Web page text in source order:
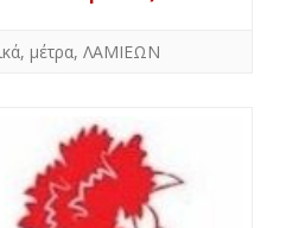
, μέτρα, ΛΑΜΙΕΩΝ